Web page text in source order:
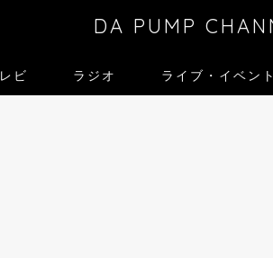
DA PUMP
ビ ラジオ ライブ・イベント